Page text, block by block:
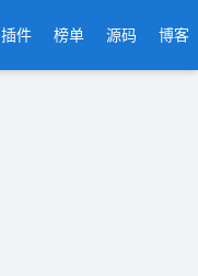
插件 榜单 源码 博客